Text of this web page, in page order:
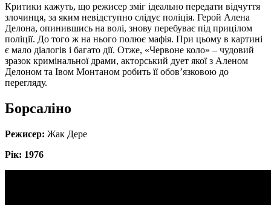
Критики кажуть, що режисер зміг ідеально передати відчуття
злочинця, за яким невідступно слідує поліція. Герой Алена
Делона, опинившись на волі, знову перебуває під прицілом
поліції. До того ж на нього полює мафія. При цьому в картині
є мало діалогів і багато дії. Отже, «Червоне коло» – чудовий
зразок кримінальної драми, акторський дует якої з Аленом
Делоном та Івом Монтаном робить її обов’язковою до
перегляду.
Борсаліно
Режисер: Жак Дере
Рік: 1976